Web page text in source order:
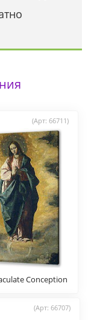
(Арт: 66711)
Conception
(Арт: 66707)